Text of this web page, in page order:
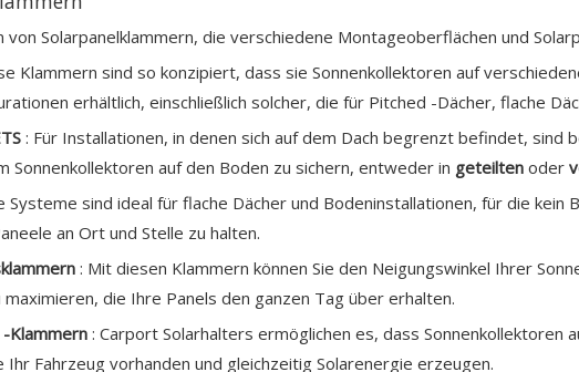
Solarpanelklammern, die verschiedene Montageoberflächen und
Klammern sind so konzipiert, dass sie Sonnenkollektoren auf
erhältlich, einschließlich solcher, die für Pitched -Dächer, flache
: Für Installationen, in denen sich auf dem Dach begrenzt befindet,
Sonnenkollektoren auf den Boden zu sichern, entweder in geteilten oder
Systeme sind ideal für flache Dächer und Bodeninstallationen, für die
an Ort und Stelle zu halten.
: Mit diesen Klammern können Sie den Neigungswinkel Ihrer
maximieren, die Ihre Panels den ganzen Tag über erhalten.
Klammern: Carport Solarhalters ermöglichen es, dass
Fahrzeug vorhanden und gleichzeitig Solarenergie erzeugen.